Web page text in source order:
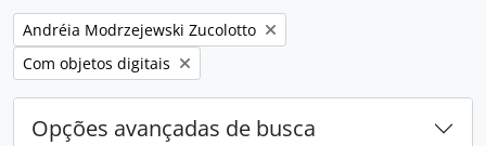
Remover filtro:
Andréia Modrzejewski Zucolotto
Remover filtro:
Com objetos digitais
Opções avançadas de busca